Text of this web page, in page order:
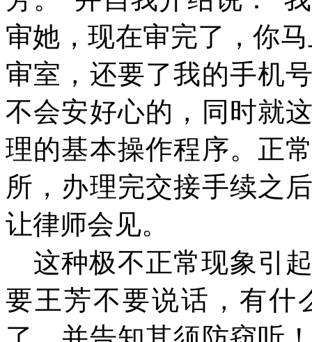
审她，现在审完了，你
审室，还要了我的手机
不会安好心的，同时就
理的基本操作程序。正
所，办理完交接手续之
让律师会见。
这种极不正常现象引
要王芳不要说话，有什